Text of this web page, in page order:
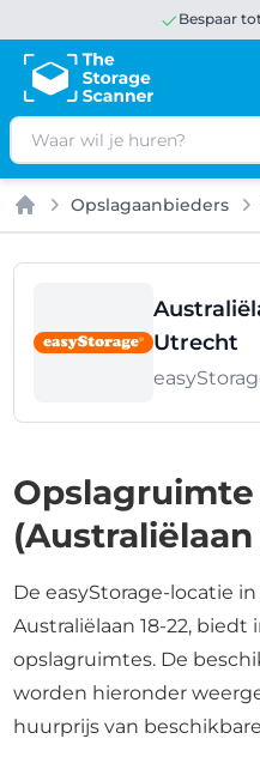
Bespaar
Zoeken
Home
Opslagaanbieders
Utrecht
(Australiëlaan
De easyStorage-locatie
Australiëlaan 18-22,
opslagruimtes. De
worden hieronder
huurprijs van